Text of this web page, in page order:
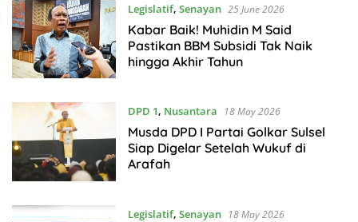
Legislatif, Senayan 25 June 2026
Kabar Baik! Muhidin M Said
Pastikan BBM Subsidi Tak Naik
hingga Akhir Tahun
DPD 1, Nusantara 18 May 2026
Musda DPD I Partai Golkar Sulsel
Siap Digelar Setelah Wukuf di
Arafah
Legislatif, Senayan 18 May 2026